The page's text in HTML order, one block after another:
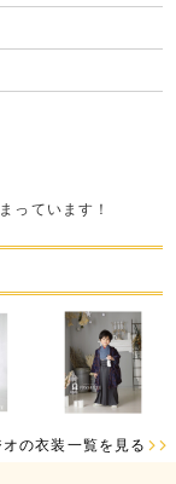
っています！
オの衣装一覧を見る